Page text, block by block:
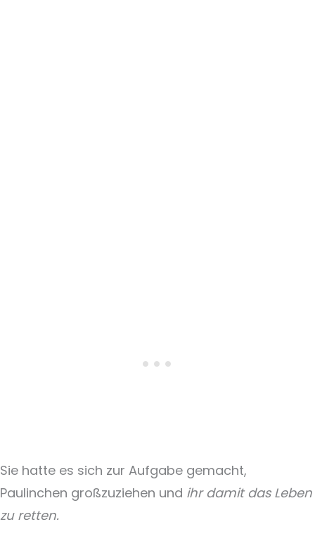
Sie hatte es sich zur Aufgabe gemacht,
Paulinchen großzuziehen und ihr damit das Leben
zu retten.